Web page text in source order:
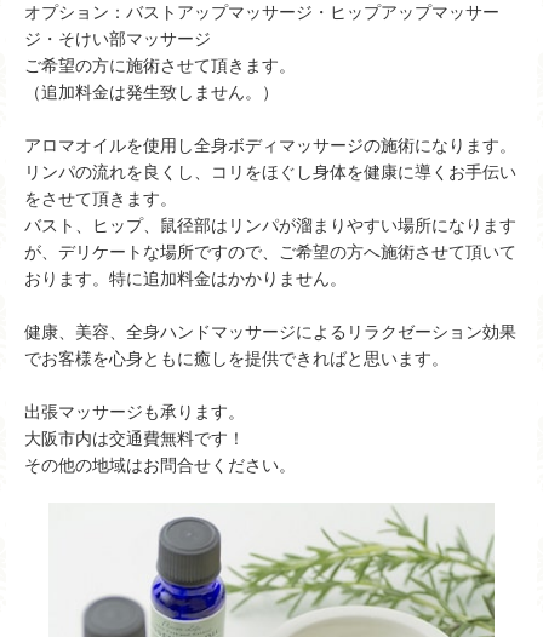
オプション：バストアップマッサージ・ヒップアップマッサー
ジ・そけい部マッサージ
ご希望の方に施術させて頂きます。
（追加料金は発生致しません。）
アロマオイルを使用し全身ボディマッサージの施術になります。
リンパの流れを良くし、コリをほぐし身体を健康に導くお手伝い
をさせて頂きます。
バスト、ヒップ、鼠径部はリンパが溜まりやすい場所になります
が、デリケートな場所ですので、ご希望の方へ施術させて頂いて
おります。特に追加料金はかかりません。
健康、美容、全身ハンドマッサージによるリラクゼーション効果
でお客様を心身ともに癒しを提供できればと思います。
出張マッサージも承ります。
大阪市内は交通費無料です！
その他の地域はお問合せください。